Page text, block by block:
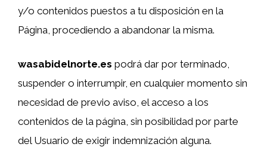
y/o contenidos puestos a tu disposición en la
Página, procediendo a abandonar la misma.
wasabidelnorte.es podrá dar por terminado,
suspender o interrumpir, en cualquier momento sin
necesidad de previo aviso, el acceso a los
contenidos de la página, sin posibilidad por parte
del Usuario de exigir indemnización alguna.